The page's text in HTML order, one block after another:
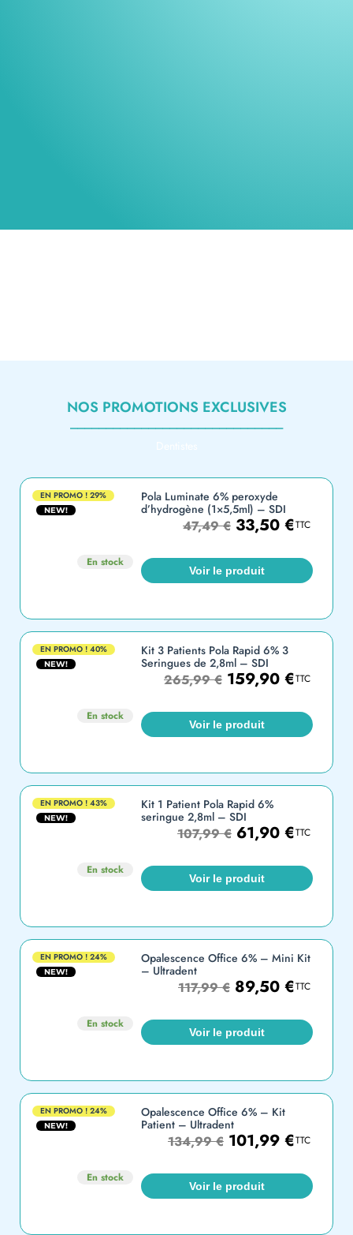
NOS PROMOTIONS EXCLUSIVES
EN PROMO ! 29%
NEW!
En stock
Pola Luminate 6% peroxyde
d’hydrogène (1×5,5ml) – SDI
47,49€ 33,50 €TTC
Voir le produit
EN PROMO ! 40%
NEW!
En stock
Kit 3 Patients Pola Rapid 6% 3
Seringues de 2,8ml – SDI
265,99€ 159,90 €TTC
Voir le produit
EN PROMO ! 43%
NEW!
En stock
Kit 1 Patient Pola Rapid 6%
seringue 2,8ml – SDI
107,99€ 61,90 €TTC
Voir le produit
EN PROMO ! 24%
NEW!
En stock
Opalescence Office 6% – Mini Kit
– Ultradent
117,99€ 89,50 €TTC
Voir le produit
EN PROMO ! 24%
NEW!
En stock
Opalescence Office 6% – Kit
Patient – Ultradent
134,99€ 101,99 €TTC
Voir le produit